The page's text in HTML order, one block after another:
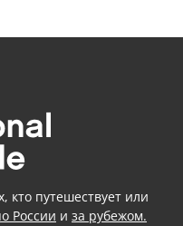
кто путешествует или
России и за рубежом.